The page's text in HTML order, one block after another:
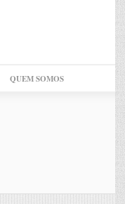
QUEM SOMOS